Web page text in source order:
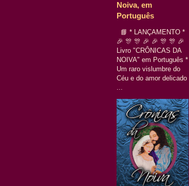
Noiva, em
Português
📘 * LANÇAMENTO *
🎉 🎊 🎊 🎉 🎉 🎊 🎊 🎉
Livro "CRÔNICAS DA
NOIVA" em Português *
Um raro vislumbre do
Céu e do amor delicado